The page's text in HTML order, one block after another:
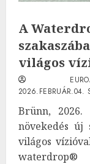
A
világos
2026.FEBRUÁR.04.
Brünn,
növekedés új
világos